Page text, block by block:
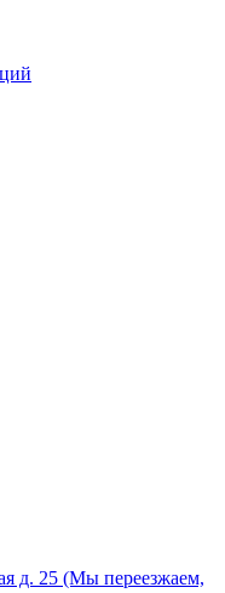
д. 25 (Мы переезжаем,